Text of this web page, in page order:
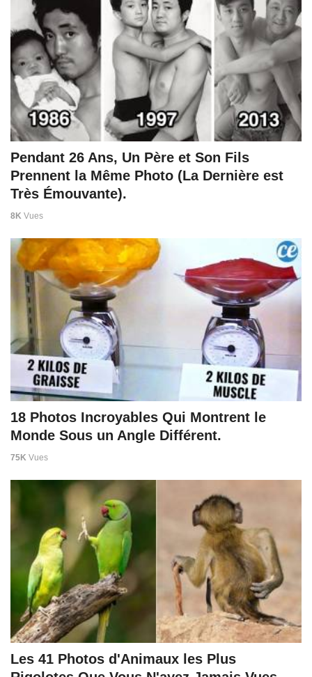
Pendant 26 Ans, Un Père et Son Fils
Prennent la Même Photo (La Dernière est
Très Émouvante).
8K Vues
18 Photos Incroyables Qui Montrent le
Monde Sous un Angle Différent.
75K Vues
Les 41 Photos d'Animaux les Plus